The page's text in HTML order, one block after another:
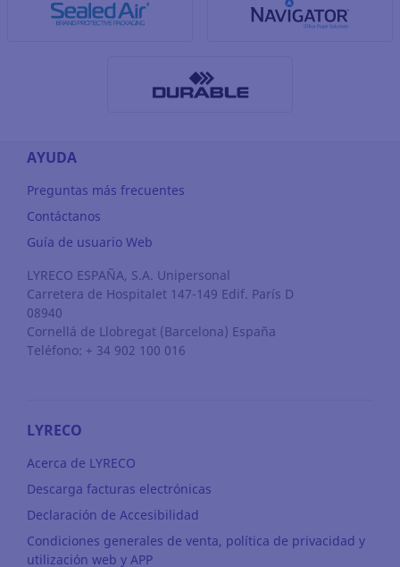
AYUDA
Preguntas más frecuentes
Contáctanos
Guía de usuario Web
LYRECO ESPAÑA, S.A. Unipersonal
Carretera de Hospitalet 147-149 Edif. París D
08940
Cornellá de Llobregat (Barcelona) España
Teléfono: + 34 902 100 016
LYRECO
Acerca de LYRECO
Descarga facturas electrónicas
Declaración de Accesibilidad
Condiciones generales de venta, política de privacidad y
utilización web y APP